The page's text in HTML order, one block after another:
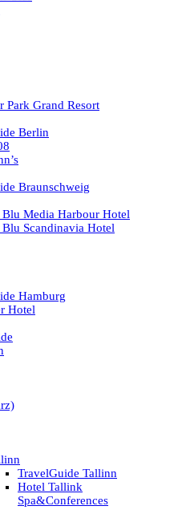
Park Grand Resort
Berlin
Braunschweig
Blu Media Harbour Hotel
Blu Scandinavia Hotel
Hamburg
Hotel
TravelGuide Tallinn
Hotel Tallink
Spa&Conferences